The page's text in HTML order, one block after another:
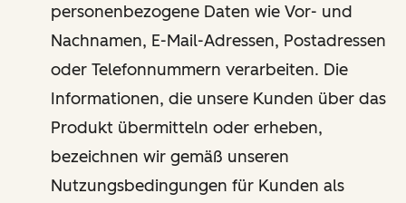
personenbezogene Daten wie Vor- und
Nachnamen, E-Mail-Adressen, Postadressen
oder Telefonnummern verarbeiten. Die
Informationen, die unsere Kunden über das
Produkt übermitteln oder erheben,
bezeichnen wir gemäß unseren
Nutzungsbedingungen für Kunden als